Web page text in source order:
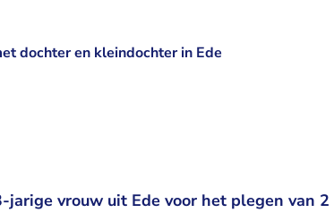
dochter en kleindochter in Ede
vrouw uit Ede voor het plegen van 2